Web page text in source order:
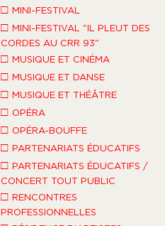
□ MINI-FESTIVAL
□ MINI-FESTIVAL "IL PLEUT DES
CORDES AU CRR 93"
□ MUSIQUE ET CINÉMA
□ MUSIQUE ET DANSE
□ MUSIQUE ET THÉÂTRE
□ OPÉRA
□ OPÉRA-BOUFFE
□ PARTENARIATS ÉDUCATIFS
□ PARTENARIATS ÉDUCATIFS /
CONCERT TOUT PUBLIC
□ RENCONTRES
PROFESSIONNELLES